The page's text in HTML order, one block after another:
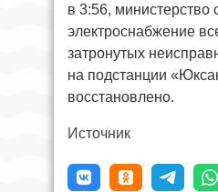
в 3:56, министерство
электроснабжение
затронутых
на подстанции
восстановлено.
Источник